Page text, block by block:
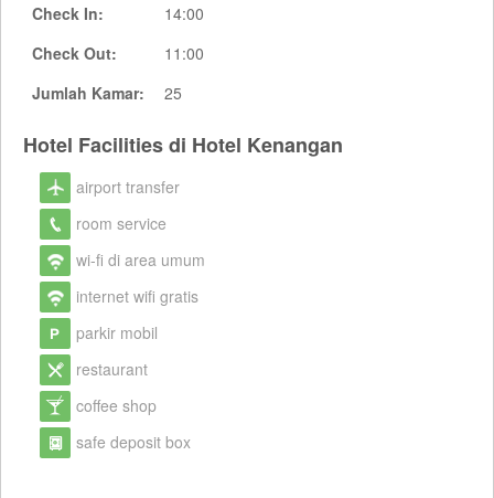
Check In:
14:00
Check Out:
11:00
Jumlah Kamar:
25
Hotel Facilities di Hotel Kenangan
airport transfer
room service
wi-fi di area umum
internet wifi gratis
parkir mobil
restaurant
coffee shop
safe deposit box